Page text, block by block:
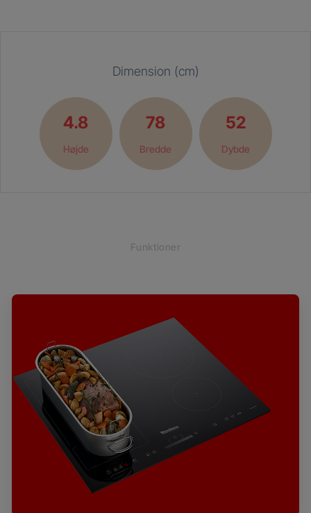
Dimension (cm)
4.8
Højde
78
Bredde
52
Dybde
Funktioner